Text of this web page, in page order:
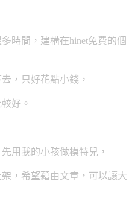
時間，建構在hinet免費的個
，只好花點小錢，
好。
用我的小孩做模特兒，
，希望藉由文章，可以讓大